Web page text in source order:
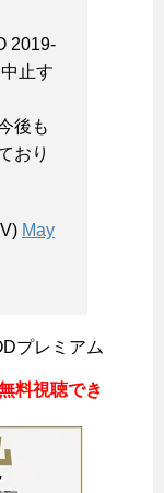
2019-
止す
後も
おり
May
プレミアム
料視聴でき